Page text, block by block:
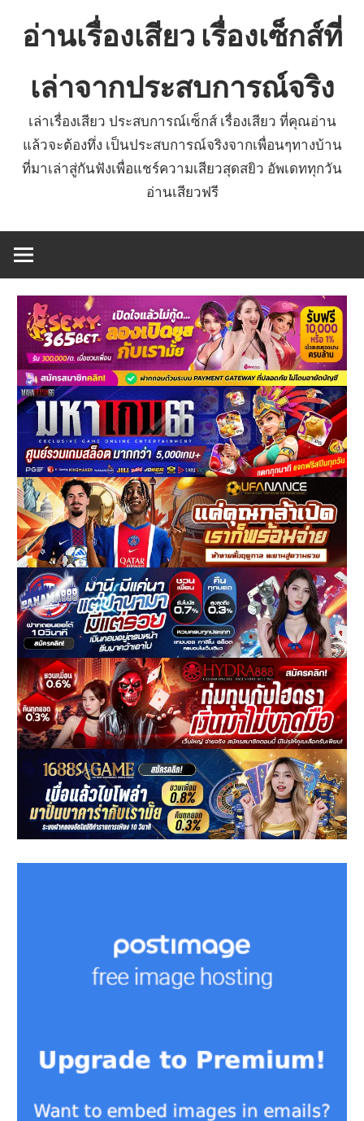
อ่านเรื่องเสียว เรื่องเซ็กส์ที่
เล่าจากประสบการณ์จริง
เล่าเรื่องเสียว ประสบการณ์เซ็กส์ เรื่องเสียว ที่คุณอ่าน
แล้วจะต้องทึ่ง เป็นประสบการณ์จริงจากเพื่อนๆทางบ้าน
ที่มาเล่าสู่กันฟังเพื่อแชร์ความเสียวสุดสยิว อัพเดททุกวัน
อ่านเสียวฟรี